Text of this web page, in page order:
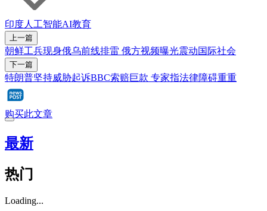
印度人工智能AI教育
上一篇
朝鲜工兵现身俄乌前线排雷 俄方视频曝光震动国际社会
下一篇
特朗普坚持威胁起诉BBC索赔巨款 专家指法律障碍重重
购买此文章
最新
热门
Loading...